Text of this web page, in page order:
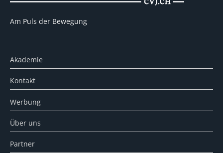
Am Puls der Bewegung
Akademie
Kontakt
Werbung
Über uns
Partner